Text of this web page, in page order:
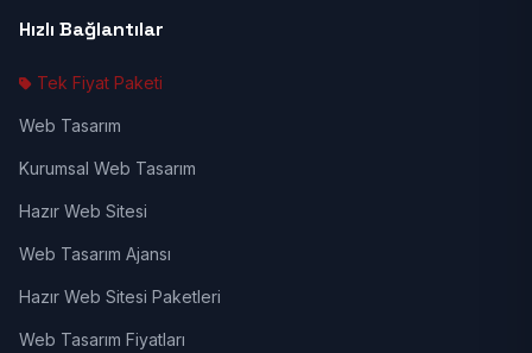
Hızlı Bağlantılar
Tek Fiyat Paketi
Web Tasarım
Kurumsal Web Tasarım
Hazır Web Sitesi
Web Tasarım Ajansı
Hazır Web Sitesi Paketleri
Web Tasarım Fiyatları